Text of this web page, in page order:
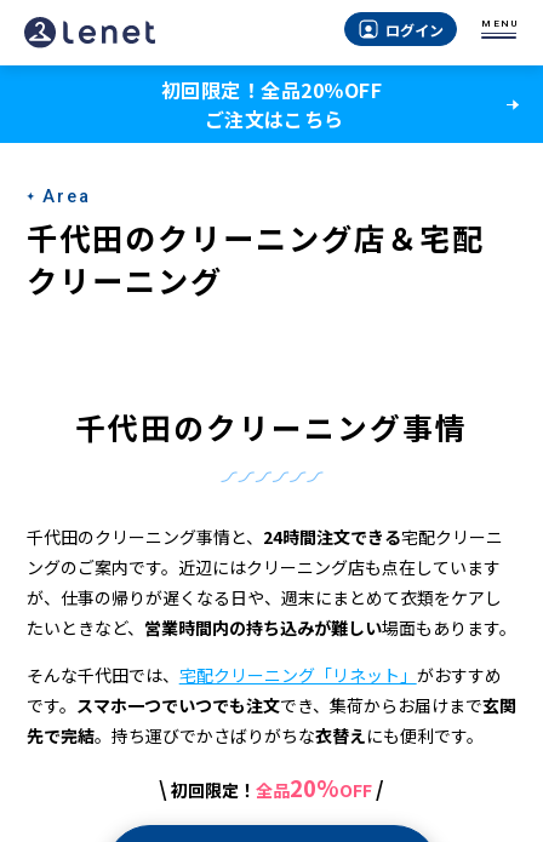
千
代
の
宅
配
ク
ログイン MENU
初回限定！全品20％OFF
ご注文はこちら
Area
千代田のクリーニング店＆宅配
クリーニング
千代田のクリーニング事情
千代田のクリーニング事情と、 24時間注文できる宅配クリーニ
ングのご案内です。近辺にはクリーニング店も点在しています
が、仕事の帰りが遅くなる日や、週末にまとめて衣類をケアし
たいときなど、 営業時間内の持ち込みが難しい場面もあります。
そんな千代田では、 宅配クリーニング「リネット」 がおすすめ
です。 スマホ一つでいつでも注文でき、集荷からお届けまで玄関
先で完結。持ち運びでかさばりがちな衣替えにも便利です。
\ 初回限定！ 全品20%OFF /